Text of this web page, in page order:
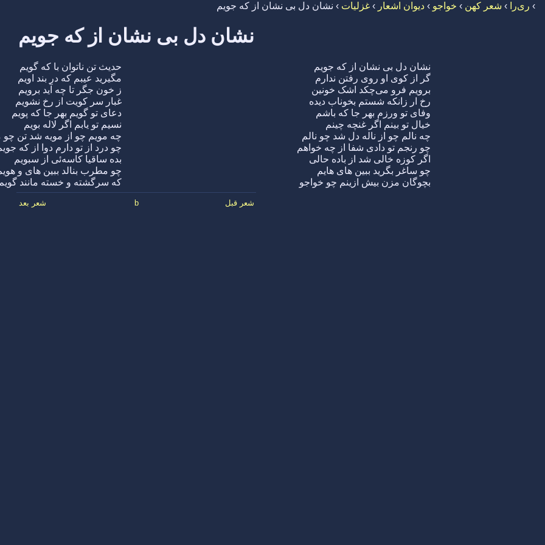
› ری‌را › شعر کهن › خواجو › دیوان اشعار › غزلیات › نشان دل بی نشان از که جویم
نشان دل بی نشان از که جویم
نشان دل بی نشان از که جویم
حدیث تن ناتوان با که گویم
گر از کوی او روی رفتن ندارم
مگیرید عیبم که در بند اویم
برویم فرو می‌چکد اشک خونین
ز خون جگر تا چه آید برویم
رخ ار زانکه شستم بخوناب دیده
غبار سر کویت از رخ نشویم
وفای تو ورزم بهر جا که باشم
دعای تو گویم بهر جا که پویم
خیال تو بینم اگر غنچه چینم
نسیم تو یابم اگر لاله بویم
چه نالم چو از ناله دل شد چو نالم
چه مویم چو از مویه شد تن چو
چو رنجم تو دادی شفا از چه خواهم
چو درد از تو دارم دوا از که
اگر کوزه خالی شد از باده حالی
بده ساقیا کاسه‌ئی از سبویم
چو ساغر بگرید ببین های هایم
چو مطرب بنالد ببین های و
بچوگان مزن بیش ازینم چو خواجو
که سرگشته و خسته مانند
شعر قبل b شعر بعد